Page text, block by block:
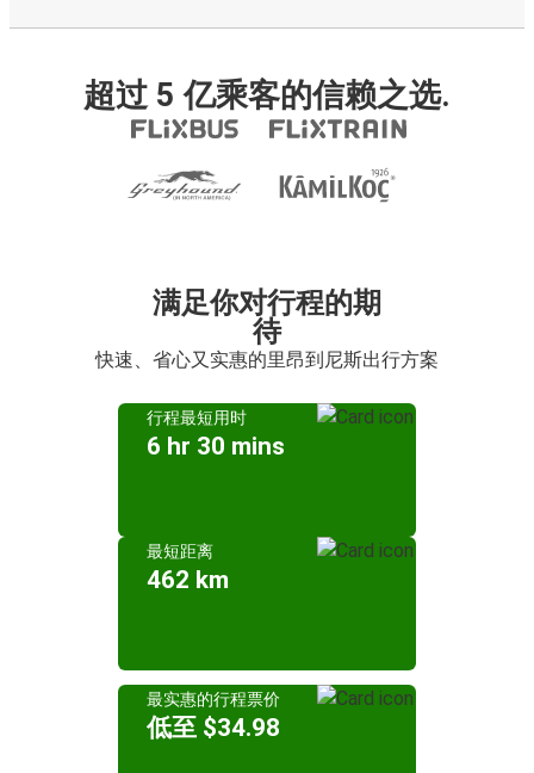
超过 5 亿乘客的信赖之选.
满足你对行程的期
待
快速、省心又实惠的里昂到尼斯出行方案
行程最短用时
6 hr 30 mins
最短距离
462 km
最实惠的行程票价
低至 $34.98